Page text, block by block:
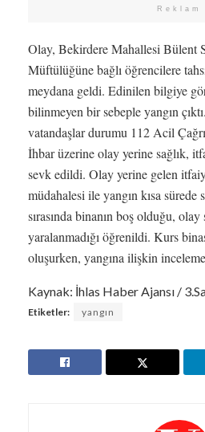
Reklam
Olay, Bekirdere Mahallesi Bülent
Müftülüğüne bağlı öğrencilere
meydana geldi. Edinilen bilgiye
bilinmeyen bir sebeple yangın
vatandaşlar durumu 112 Acil
İhbar üzerine olay yerine sağlık,
sevk edildi. Olay yerine gelen
müdahalesi ile yangın kısa sürede
sırasında binanın boş olduğu,
yaralanmadığı öğrenildi. Kurs
oluşurken, yangına ilişkin
Kaynak: İhlas Haber Ajansı /
Etiketler: yangın